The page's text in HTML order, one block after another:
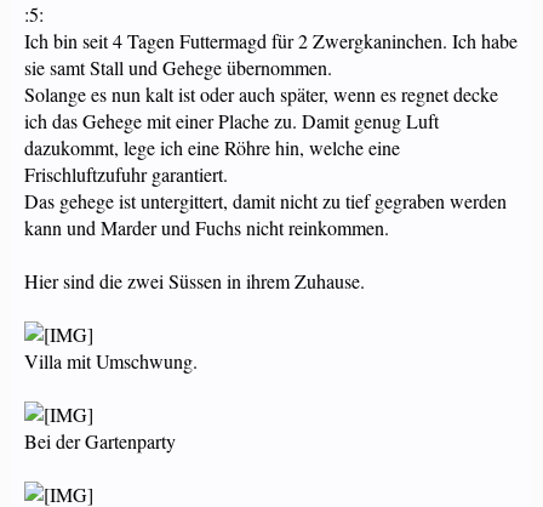
:5:
Ich bin seit 4 Tagen Futtermagd für 2 Zwergkaninchen. Ich habe
sie samt Stall und Gehege übernommen.
Solange es nun kalt ist oder auch später, wenn es regnet decke
ich das Gehege mit einer Plache zu. Damit genug Luft
dazukommt, lege ich eine Röhre hin, welche eine
Frischluftzufuhr garantiert.
Das gehege ist untergittert, damit nicht zu tief gegraben werden
kann und Marder und Fuchs nicht reinkommen.
Hier sind die zwei Süssen in ihrem Zuhause.
Villa mit Umschwung.
Bei der Gartenparty